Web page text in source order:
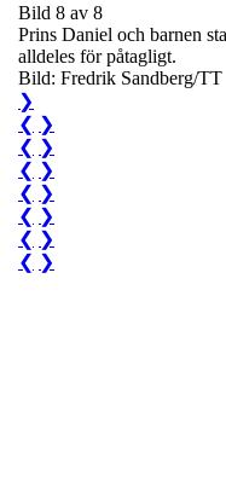
Bild 8 av 8
Prins Daniel och barnen
alldeles för påtagligt.
Bild: Fredrik Sandberg/TT
❯
❮ ❯
❮ ❯
❮ ❯
❮ ❯
❮ ❯
❮ ❯
❮ ❯